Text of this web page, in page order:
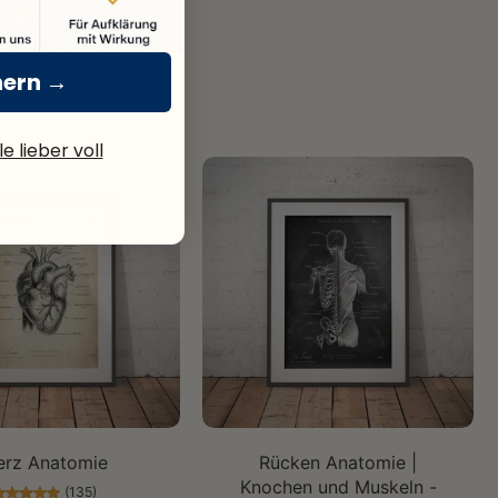
Anatomie
(135)
Rücken Anatomie |
Knochen und Muskeln -
→
lieber voll